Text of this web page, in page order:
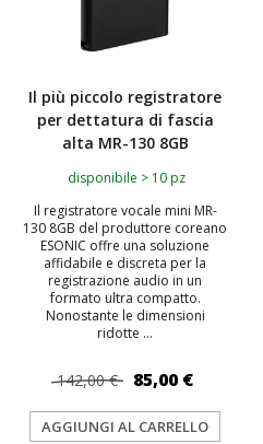
Il più piccolo registratore
per dettatura di fascia
alta MR-130 8GB
disponibile > 10 pz
Il registratore vocale mini MR-
130 8GB del produttore coreano
ESONIC offre una soluzione
affidabile e discreta per la
registrazione audio in un
formato ultra compatto.
Nonostante le dimensioni
ridotte ...
142,00 € 85,00 €
AGGIUNGI AL CARRELLO